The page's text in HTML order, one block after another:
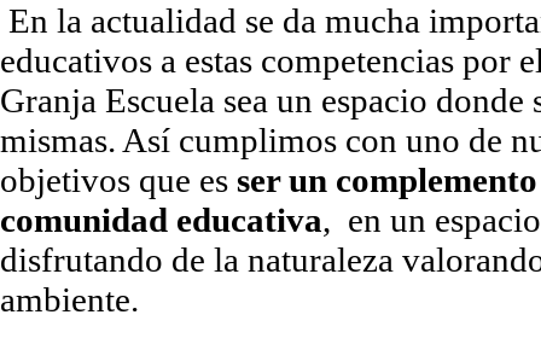
En la actualidad se da mucha
educativos a estas competencias por
Granja Escuela sea un espacio
mismas. Así cumplimos con uno de
objetivos que es ser un
comunidad educativa, en un
disfrutando de la naturaleza
ambiente.